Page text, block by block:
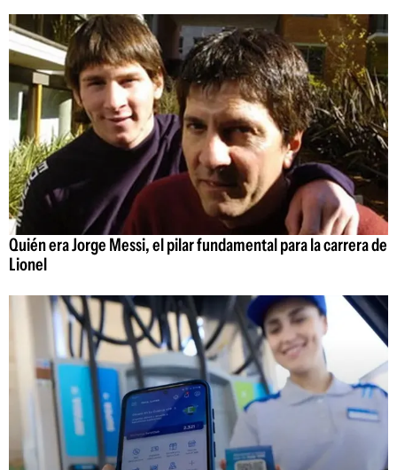
Quién era Jorge Messi, el pilar fundamental para la carrera de
Lionel